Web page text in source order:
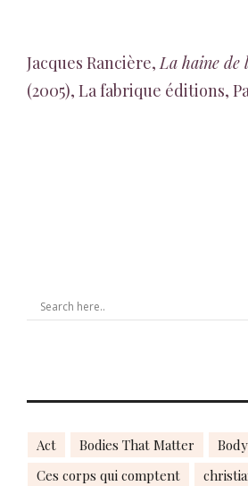
Jacques Rancière,La haine de
(2005), La fabrique éditions,
Act Bodies That Matter Body
Ces corps qui comptent